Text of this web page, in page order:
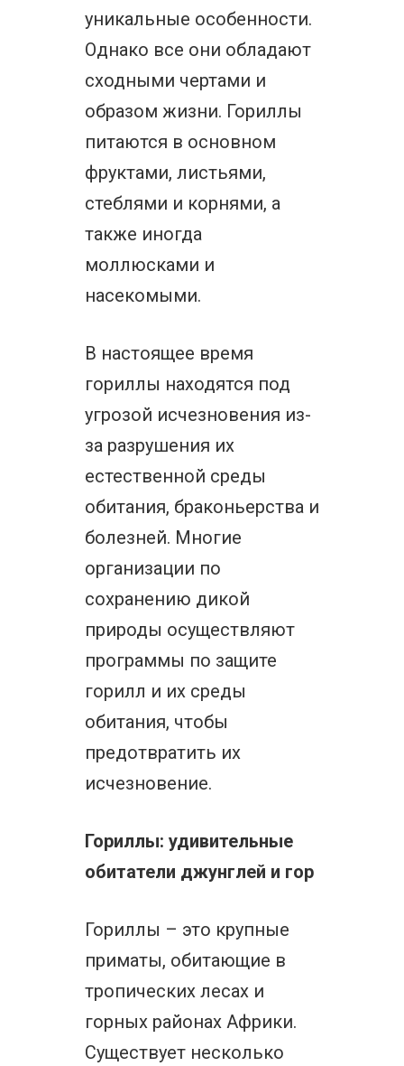
уникальные особенности.
Однако все они обладают
сходными чертами и
образом жизни. Гориллы
питаются в основном
фруктами, листьями,
стеблями и корнями, а
также иногда
моллюсками и
насекомыми.
В настоящее время
гориллы находятся под
угрозой исчезновения из-
за разрушения их
естественной среды
обитания, браконьерства и
болезней. Многие
организации по
сохранению дикой
природы осуществляют
программы по защите
горилл и их среды
обитания, чтобы
предотвратить их
исчезновение.
Гориллы: удивительные
обитатели джунглей и гор
Гориллы – это крупные
приматы, обитающие в
тропических лесах и
горных районах Африки.
Существует несколько